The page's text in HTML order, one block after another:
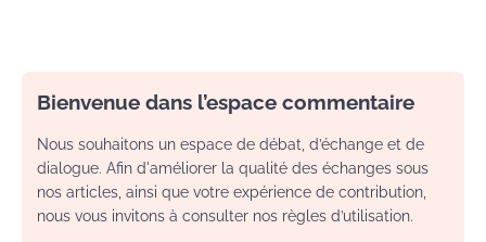
Bienvenue dans l’espace commentaire
Nous souhaitons un espace de débat, d’échange et de
dialogue. Afin d'améliorer la qualité des échanges sous
nos articles, ainsi que votre expérience de contribution,
nous vous invitons à consulter nos règles d’utilisation.